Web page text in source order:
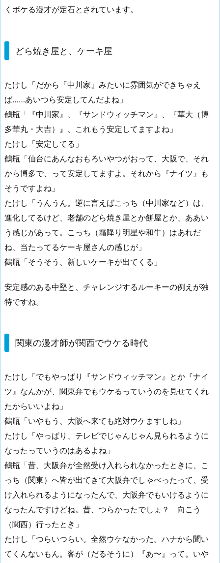
くボケる漫才が定石とされています。
どら焼き屋と、ケーキ屋
たけし「だから『中川家』みたいに雰囲気ができちゃえ
ば……あいつら安定してんだよね」
鶴瓶「『中川家』、『サンドウィッチマン』、『華大（博
多華丸・大吉）』、これもう安定してますよね」
たけし「安定してる」
鶴瓶「仙台にあんなおもろいやつがおって、大阪で、それ
から博多で、って安定してますよ。それから『ナイツ』も
そうですよね」
たけし「うんうん。逆に言えばこっち（中川家など）は、
進化してるけど、老舗のどら焼き屋とか餅屋とか、ああい
う感じがあって。こっち（霜降り明星や和牛）はあれだ
ね、当たってるケーキ屋さんの感じが」
鶴瓶「そうそう、新しいケーキが出てくる」
安定感のある中堅と、チャレンジするルーキーの例えが独
特ですね。
関東の漫才師が関西でウケる時代
たけし「でもやっぱり『サンドウィッチマン』とか『ナイ
ツ』なんかが、関東弁でもウケるっていうのを見せてくれ
たからいいよね」
鶴瓶「いやもう、大阪へ来ても絶対ウケますしね」
たけし「やっぱり、テレビでじゃんじゃん見られるように
なったっていうのはあるよね」
鶴瓶「昔、大阪弁が全然受け入れられなかったときに、こ
っち（関東）へ皆が出てきて大阪弁でしゃべったって、受
け入れられるようになったんで、大阪弁でもいけるように
なったんですけどね。昔、つらかったでしょ？ 向こう
（関西）行ったとき」
たけし「つらいつらい。全然ウケなかった。ハナから聞い
てくんないもん。客が（だるそうに）『あ〜』って。いや